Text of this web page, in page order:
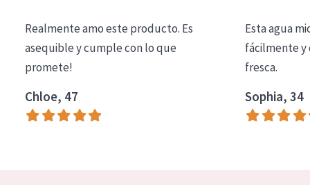
Realmente amo este producto. Es
asequible y cumple con lo que
promete!
Chloe, 47
Esta agua
fácilmente y
fresca.
Sophia, 34